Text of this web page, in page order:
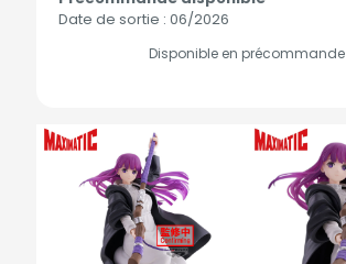
Date de sortie : 06/2026
Disponible en précommande